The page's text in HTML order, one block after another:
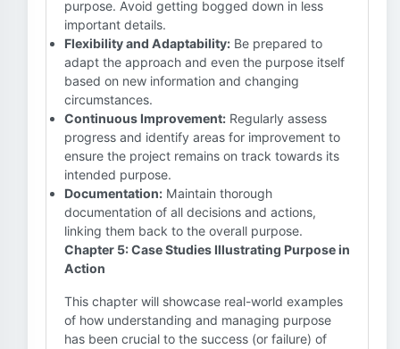
purpose. Avoid getting bogged down in less
important details.
Flexibility and Adaptability: Be prepared to
adapt the approach and even the purpose itself
based on new information and changing
circumstances.
Continuous Improvement: Regularly assess
progress and identify areas for improvement to
ensure the project remains on track towards its
intended purpose.
Documentation: Maintain thorough
documentation of all decisions and actions,
linking them back to the overall purpose.
Chapter 5: Case Studies Illustrating Purpose in
Action
This chapter will showcase real-world examples
of how understanding and managing purpose
has been crucial to the success (or failure) of